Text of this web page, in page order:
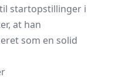
startopstillinger i
at han
som en solid